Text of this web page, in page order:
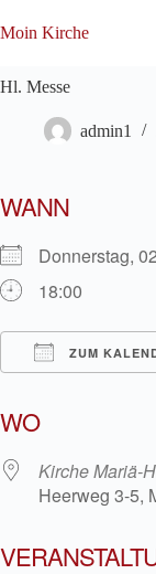
Inhalt
Moin Kirche
Hl. Messe
admin1
WANN
Donnerstag,
18:00
ZUM
WO
Kirche Mariä-
Heerweg 3-5,